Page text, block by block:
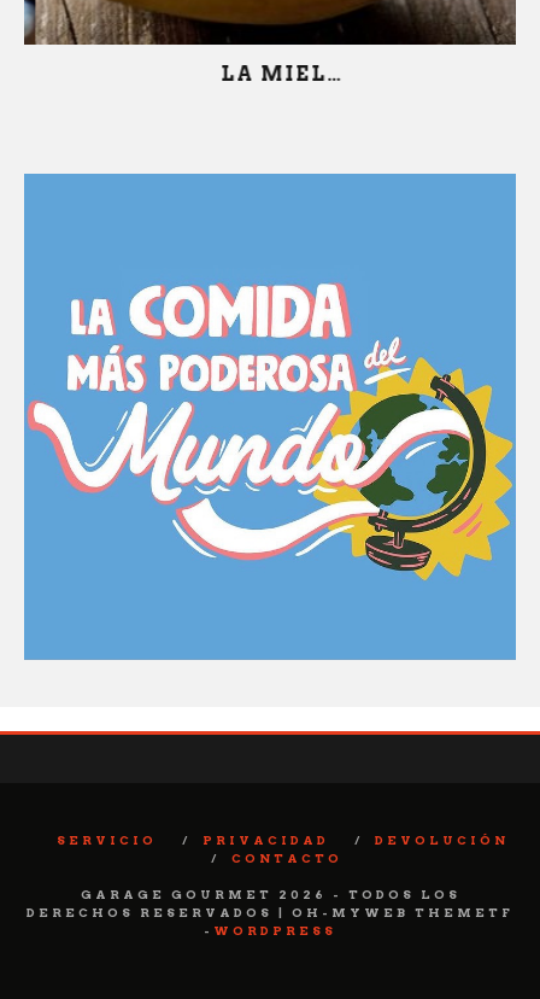
LA MIEL…
SERVICIO PRIVACIDAD
DEVOLUCIÓN
CONTACTO
GARAGE GOURMET 2026 - TODOS LOS
DERECHOS RESERVADOS | OH-MYWEB THEMETF
- WORDPRESS